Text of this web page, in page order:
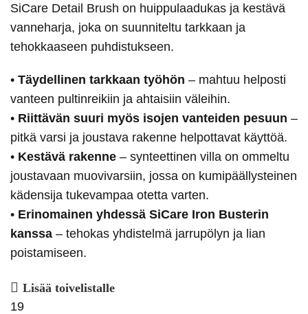
SiCare Detail Brush on huippulaadukas ja kestävä
vanneharja, joka on suunniteltu tarkkaan ja
tehokkaaseen puhdistukseen.
• Täydellinen tarkkaan työhön – mahtuu helposti
vanteen pultinreikiin ja ahtaisiin väleihin.
• Riittävän suuri myös isojen vanteiden pesuun –
pitkä varsi ja joustava rakenne helpottavat käyttöä.
• Kestävä rakenne – synteettinen villa on ommeltu
joustavaan muovivarsiin, jossa on kumipäällysteinen
kädensija tukevampaa otetta varten.
• Erinomainen yhdessä SiCare Iron Busterin
kanssa – tehokas yhdistelmä jarrupölyn ja lian
poistamiseen.
Lisää toivelistalle
19